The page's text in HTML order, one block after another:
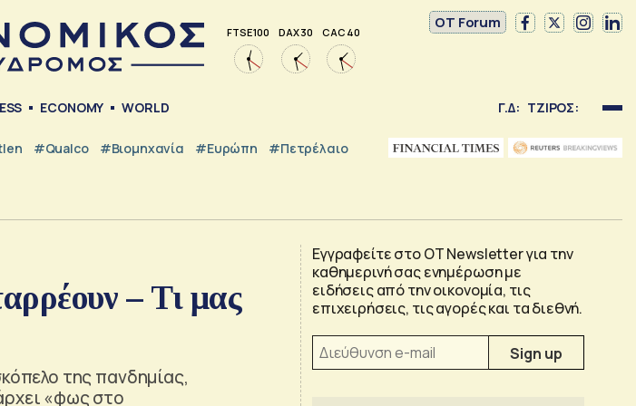
FTSE 100 DAX 30 CAC 40
OT Forum
ECONOMY WORLD Γ.Δ: ΤΖΙΡΟΣ:
#Qualco #Βιομηχανία #Ευρώπη #Πετρέλαιο
– Τι μας
της πανδημίας,
«φως στο
Εγγραφείτε στο OT Newsletter για την
καθημερινή σας ενημέρωση με
ειδήσεις από την οικονομία, τις
επιχειρήσεις, τις αγορές και τα διεθνή.